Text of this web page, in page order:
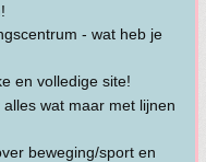
- wat heb je
en volledige site!
wat maar met lijnen
beweging/sport en